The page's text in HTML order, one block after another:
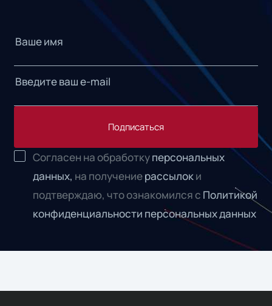
Подписаться
Согласен на обработкуперсональных
данных, на получениерассылоки
подтверждаю, что ознакомился с Политикой
конфиденциальности персональных данных